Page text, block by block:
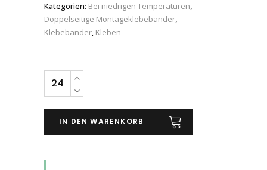
Kategorien: Bei niedrigen Temperaturen,
Doppelseitige Montageklebebänder,
Klebebänder, Kleben
tesa®
7074,
Doppelseitiges
IN DEN WARENKORB